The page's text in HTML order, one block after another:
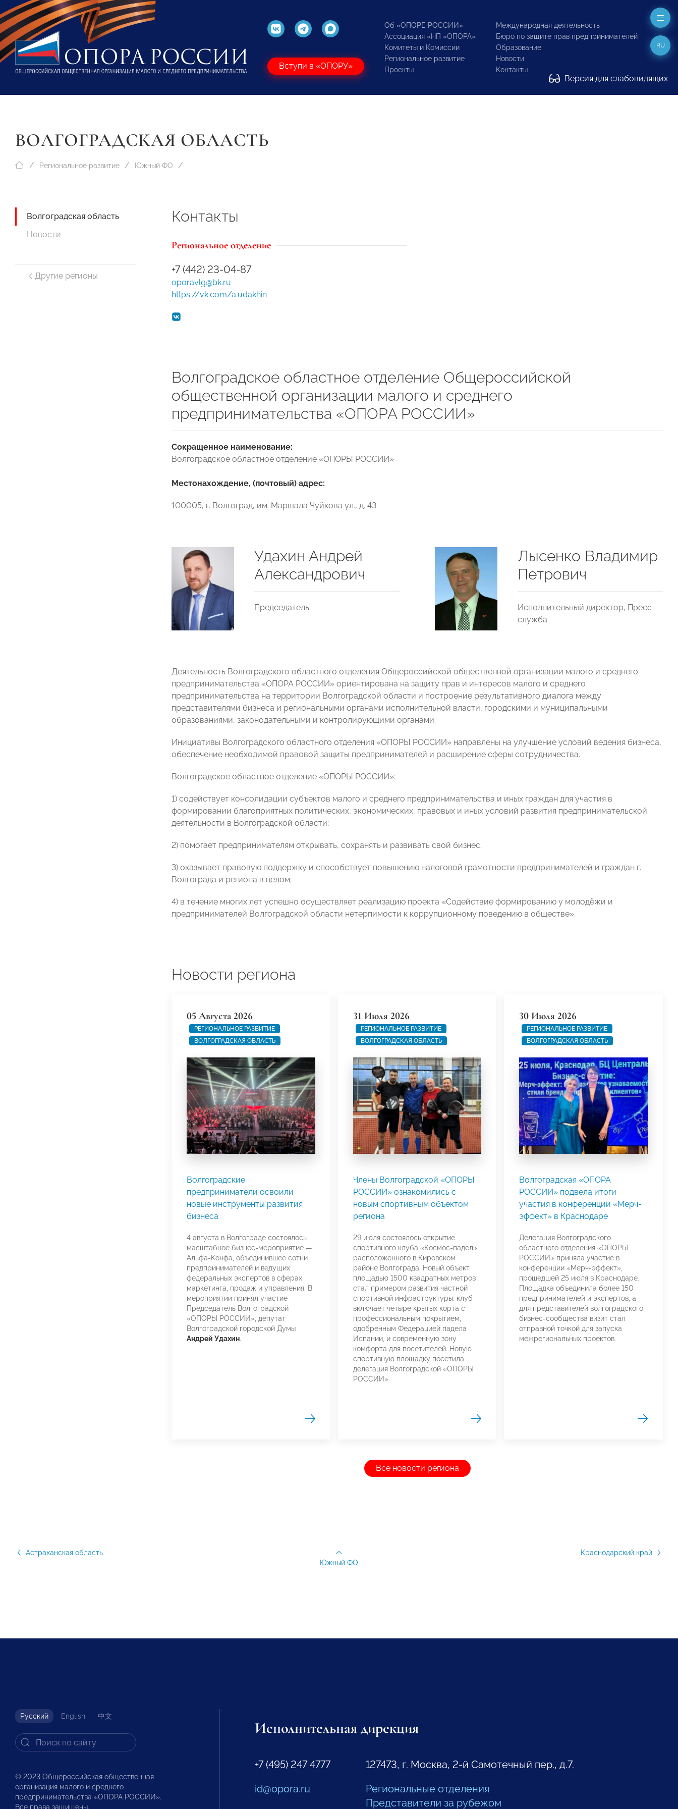
Вступи в «ОПОРУ»
Об «ОПОРЕ РОССИИ»
Ассоциация «НП «ОПОРА»
Комитеты и Комиссии
Региональное развитие
Проекты
Международная деятельность
Бюро по защите прав предпринимателей
Образование
Новости
Контакты
Версия для слабовидящих
RU
ВОЛГОГРАДСКАЯ ОБЛАСТЬ
Региональное развитие Южный ФО
Волгоградская область
Новости
Другие регионы
Контакты
Региональное отделение
+7 (442) 23-04-87
oporavlg@bk.ru
https://vk.com/a.udakhin
Волгоградское областное отделение Общероссийской
общественной организации малого и среднего
предпринимательства «ОПОРА РОССИИ»
Сокращенное наименование:
Волгоградское областное отделение «ОПОРЫ РОССИИ»
Местонахождение, (почтовый) адрес:
100005, г. Волгоград, им. Маршала Чуйкова ул., д. 43
Удахин Андрей
Александрович
Председатель
Лысенко Владимир
Петрович
Исполнительный директор, Пресс-
служба
Деятельность Волгоградского областного отделения Общероссийской общественной организации малого и среднего
предпринимательства «ОПОРА РОССИИ» ориентирована на защиту прав и интересов малого и среднего
предпринимательства на территории Волгоградской области и построение результативного диалога между
представителями бизнеса и региональными органами исполнительной власти, городскими и муниципальными
образованиями, законодательными и контролирующими органами.
Инициативы Волгоградского областного отделения «ОПОРЫ РОССИИ» направлены на улучшение условий ведения бизнеса,
обеспечение необходимой правовой защиты предпринимателей и расширение сферы сотрудничества.
Волгоградское областное отделение «ОПОРЫ РОССИИ»:
1) содействует консолидации субъектов малого и среднего предпринимательства и иных граждан для участия в
формировании благоприятных политических, экономических, правовых и иных условий развития предпринимательской
деятельности в Волгоградской области;
2) помогает предпринимателям открывать, сохранять и развивать свой бизнес;
3) оказывает правовую поддержку и способствует повышению налоговой грамотности предпринимателей и граждан г.
Волгограда и региона в целом;
4) в течение многих лет успешно осуществляет реализацию проекта «Содействие формированию у молодёжи и
предпринимателей Волгоградской области нетерпимости к коррупционному поведению в обществе».
Новости региона
05 Августа 2026
РЕГИОНАЛЬНОЕ РАЗВИТИЕ
ВОЛГОГРАДСКАЯ ОБЛАСТЬ
Волгоградские
предприниматели освоили
новые инструменты развития
бизнеса
4 августа в Волгограде состоялось
масштабное бизнес-мероприятие —
Альфа-Конфа, объединившее сотни
предпринимателей и ведущих
федеральных экспертов в сферах
маркетинга, продаж и управления. В
мероприятии принял участие
Председатель Волгоградской
«ОПОРЫ РОССИИ», депутат
Волгоградской городской Думы
Андрей Удахин.
31 Июля 2026
РЕГИОНАЛЬНОЕ РАЗВИТИЕ
ВОЛГОГРАДСКАЯ ОБЛАСТЬ
Члены Волгоградской «ОПОРЫ
РОССИИ» ознакомились с
новым спортивным объектом
региона
29 июля состоялось открытие
спортивного клуба «Космос-падел»,
расположенного в Кировском
районе Волгограда. Новый объект
площадью 1500 квадратных метров
стал примером развития частной
спортивной инфраструктуры: клуб
включает четыре крытых корта с
профессиональным покрытием,
одобренным Федерацией падела
Испании, и современную зону
комфорта для посетителей. Новую
спортивную площадку посетила
делегация Волгоградской «ОПОРЫ
РОССИИ».
30 Июля 2026
РЕГИОНАЛЬНОЕ РАЗВИТИЕ
ВОЛГОГРАДСКАЯ ОБЛАСТЬ
Волгоградская «ОПОРА
РОССИИ» подвела итоги
участия в конференции «Мерч-
эффект» в Краснодаре
Делегация Волгоградского
областного отделения «ОПОРЫ
РОССИИ» приняла участие в
конференции «Мерч-эффект»,
прошедшей 25 июля в Краснодаре.
Площадка объединила более 150
предпринимателей и экспертов, а
для представителей волгоградского
бизнес-сообщества визит стал
отправной точкой для запуска
межрегиональных проектов.
Все новости региона
Астраханская область
Краснодарский край
Южный ФО
Русский English 中文
© 2023 Общероссийская общественная
организация малого и среднего
предпринимательства «ОПОРА РОССИИ».
Все права защищены.
Исполнительная дирекция
+7 (495) 247 4777
id@opora.ru
127473, г. Москва, 2-й Самотечный пер., д.7.
Региональные отделения
Представители за рубежом